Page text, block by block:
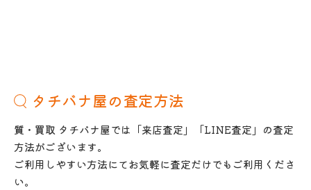
タチバナ屋の査定方法
質・買取 タチバナ屋では「来店査定」「LINE査定」の査定
方法がございます。
ご利用しやすい方法にてお気軽に査定だけでもご利用くださ
い。